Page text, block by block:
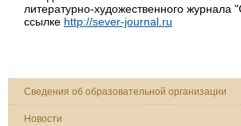
литературно-художественного журнала
ссылке http://sever-journal.ru
Сведения об образовательной организации
Новости